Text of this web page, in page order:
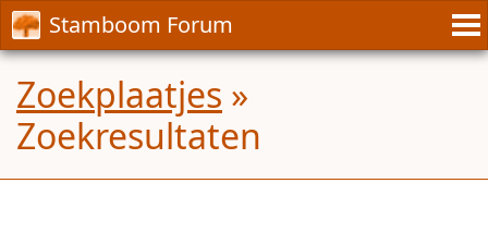
Stamboom Forum
Zoekplaatjes »
Zoekresultaten